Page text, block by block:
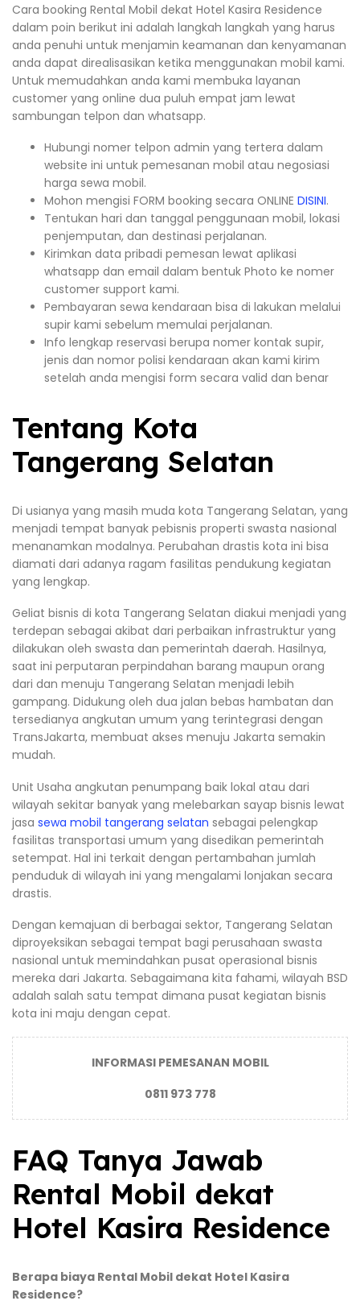
Cara booking Rental Mobil dekat Hotel Kasira Residence
dalam poin berikut ini adalah langkah langkah yang harus
anda penuhi untuk menjamin keamanan dan kenyamanan
anda dapat direalisasikan ketika menggunakan mobil kami.
Untuk memudahkan anda kami membuka layanan
customer yang online dua puluh empat jam lewat
sambungan telpon dan whatsapp.
Hubungi nomer telpon admin yang tertera dalam
website ini untuk pemesanan mobil atau negosiasi
harga sewa mobil.
Mohon mengisi FORM booking secara ONLINE DISINI.
Tentukan hari dan tanggal penggunaan mobil, lokasi
penjemputan, dan destinasi perjalanan.
Kirimkan data pribadi pemesan lewat aplikasi
whatsapp dan email dalam bentuk Photo ke nomer
customer support kami.
Pembayaran sewa kendaraan bisa di lakukan melalui
supir kami sebelum memulai perjalanan.
Info lengkap reservasi berupa nomer kontak supir,
jenis dan nomor polisi kendaraan akan kami kirim
setelah anda mengisi form secara valid dan benar
Tentang Kota
Tangerang Selatan
Di usianya yang masih muda kota Tangerang Selatan, yang
menjadi tempat banyak pebisnis properti swasta nasional
menanamkan modalnya. Perubahan drastis kota ini bisa
diamati dari adanya ragam fasilitas pendukung kegiatan
yang lengkap.
Geliat bisnis di kota Tangerang Selatan diakui menjadi yang
terdepan sebagai akibat dari perbaikan infrastruktur yang
dilakukan oleh swasta dan pemerintah daerah. Hasilnya,
saat ini perputaran perpindahan barang maupun orang
dari dan menuju Tangerang Selatan menjadi lebih
gampang. Didukung oleh dua jalan bebas hambatan dan
tersedianya angkutan umum yang terintegrasi dengan
TransJakarta, membuat akses menuju Jakarta semakin
mudah.
Unit Usaha angkutan penumpang baik lokal atau dari
wilayah sekitar banyak yang melebarkan sayap bisnis lewat
jasa sewa mobil tangerang selatan sebagai pelengkap
fasilitas transportasi umum yang disedikan pemerintah
setempat. Hal ini terkait dengan pertambahan jumlah
penduduk di wilayah ini yang mengalami lonjakan secara
drastis.
Dengan kemajuan di berbagai sektor, Tangerang Selatan
diproyeksikan sebagai tempat bagi perusahaan swasta
nasional untuk memindahkan pusat operasional bisnis
mereka dari Jakarta. Sebagaimana kita fahami, wilayah BSD
adalah salah satu tempat dimana pusat kegiatan bisnis
kota ini maju dengan cepat.
INFORMASI PEMESANAN MOBIL
0811 973 778
FAQ Tanya Jawab
Rental Mobil dekat
Hotel Kasira Residence
Berapa biaya Rental Mobil dekat Hotel Kasira
Residence?